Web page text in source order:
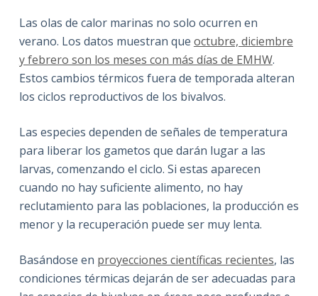
Las olas de calor marinas no solo ocurren en
verano. Los datos muestran que octubre, diciembre
y febrero son los meses con más días de EMHW.
Estos cambios térmicos fuera de temporada alteran
los ciclos reproductivos de los bivalvos.
Las especies dependen de señales de temperatura
para liberar los gametos que darán lugar a las
larvas, comenzando el ciclo. Si estas aparecen
cuando no hay suficiente alimento, no hay
reclutamiento para las poblaciones, la producción es
menor y la recuperación puede ser muy lenta.
Basándose en proyecciones científicas recientes, las
condiciones térmicas dejarán de ser adecuadas para